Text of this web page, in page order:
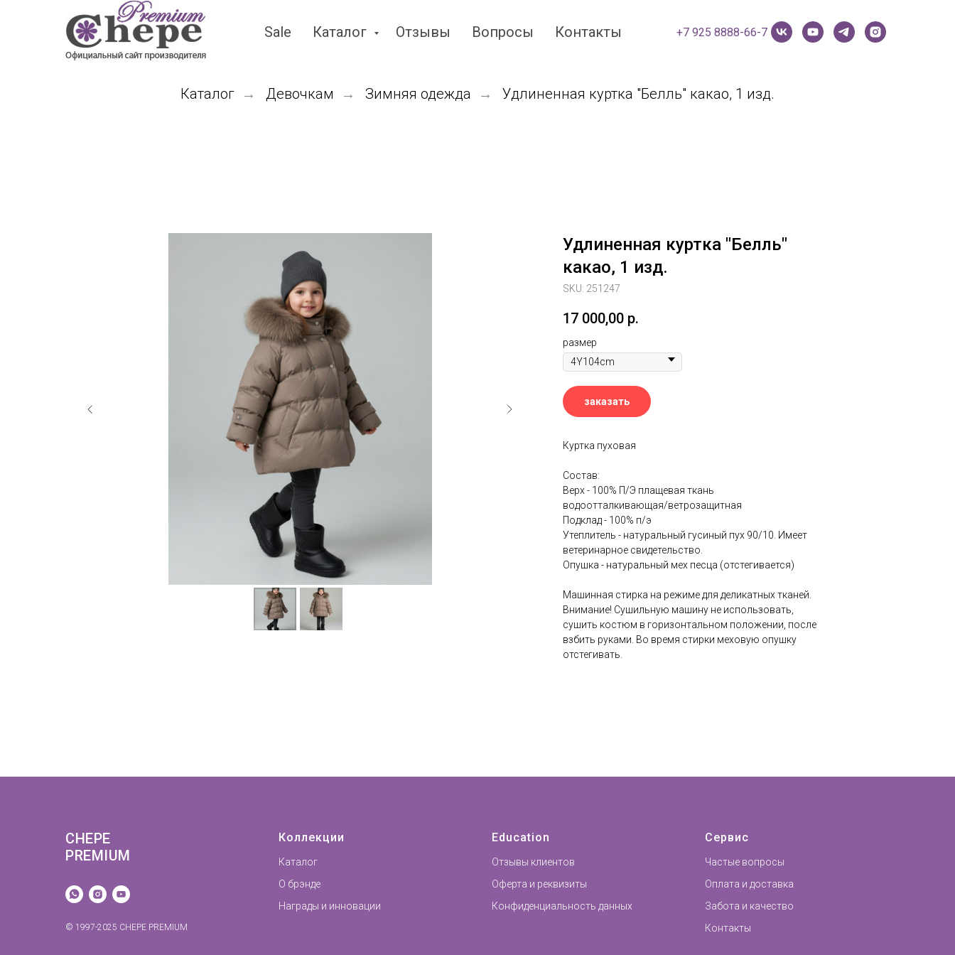
Sale Каталог Отзывы Вопросы Контакты +7 925 8888-66-7
Каталог → Девочкам → Зимняя одежда → Удлиненная куртка "Белль" какао, 1 изд.
Удлиненная куртка "Белль"
какао, 1 изд.
SKU: 251247
17 000,00 р.
размер
заказать
Куртка пуховая
Состав:
Верх - 100% П/Э плащевая ткань
водоотталкивающая/ветрозащитная
Подклад - 100% п/э
Утеплитель - натуральный гусиный пух 90/10. Имеет
ветеринарное свидетельство.
Опушка - натуральный мех песца (отстегивается)
Машинная стирка на режиме для деликатных тканей.
Внимание! Сушильную машину не использовать,
сушить костюм в горизонтальном положении, после
взбить руками. Во время стирки меховую опушку
отстегивать.
CHEPE
PREMIUM
© 1997-2025 CHEPE PREMIUM
Коллекции
Каталог
О брэнде
Награды и инновации
Education
Отзывы клиентов
Оферта и реквизиты
Конфиденциальность данных
Сервис
Частые вопросы
Оплата и доставка
Забота и качество
Контакты